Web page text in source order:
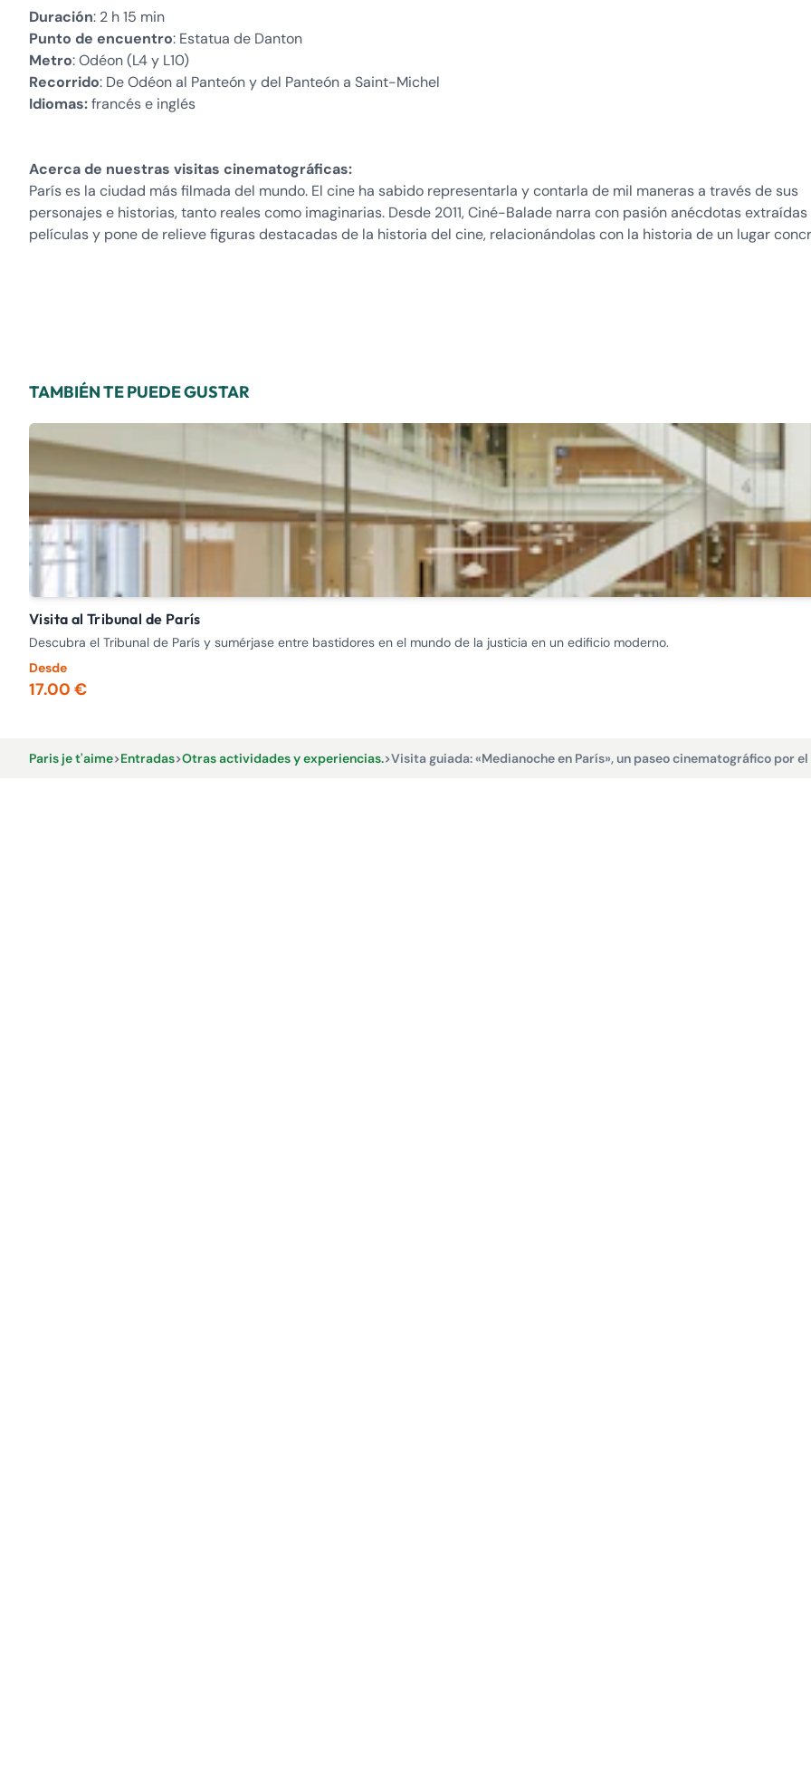
Duración: 2 h 15 min
Punto de encuentro: Estatua de Danton
Metro: Odéon (L4 y L10)
Recorrido: De Odéon al Panteón y del Panteón a Saint-Michel
Idiomas:francés e inglés
Acerca de nuestras visitas cinematográficas:
París es la ciudad más filmada del mundo. El cine ha sabido representarla y contarla de mil maneras a través de sus
personajes e historias, tanto reales como imaginarias. Desde 2011, Ciné-Balade narra con pasión anécdotas
películas y pone de relieve figuras destacadas de la historia del cine, relacionándolas con la historia de un lugar
TAMBIÉN TE PUEDE GUSTAR
Visita al Tribunal de París
Descubra el Tribunal de París y sumérjase entre bastidores en el mundo de la justicia en un edificio moderno.
Desde
17.00 €
Paris je t'aime>Entradas>Otras actividades y experiencias.>Visita guiada: «Medianoche en París», un paseo cinematográfico por